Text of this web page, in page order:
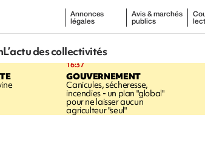
Annonces
légales
Avis & marchés
publics
L’actu des collectivités
16:37
GOUVERNEMENT
Canicules, sécheresse,
incendies - un plan "global"
pour ne laisser aucun
agriculteur "seul"